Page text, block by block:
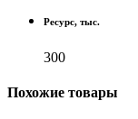
Ресурс, тыс.
300
Похожие товары